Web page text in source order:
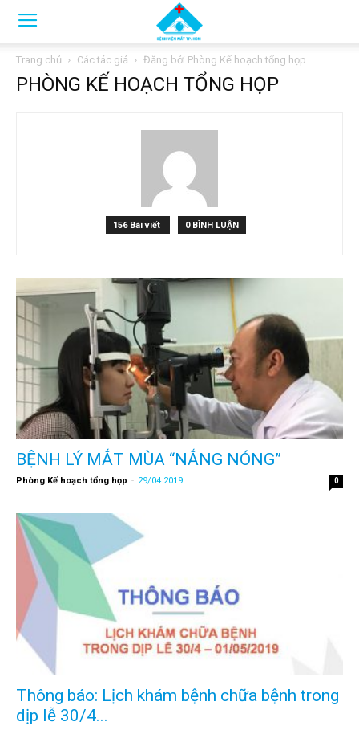
Trang chủ Các tác giả Đăng bởi Phòng Kế hoạch tổng họp
PHÒNG KẾ HOẠCH TỔNG HỌP
156 Bài viết 0 BÌNH LUẬN
BỆNH LÝ MẮT MÙA “NẮNG NÓNG”
Phòng Kế hoạch tổng họp - 29/04 2019 0
Thông báo: Lịch khám bệnh chữa bệnh trong
dịp lễ 30/4...